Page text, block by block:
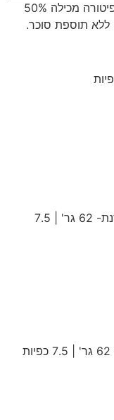
** ההבדל בין קונפיטורה למעדן הוא שקונפיטורה מכילה 50%
קונפיטורת תות שדה במתיקות מעודנת- 62 גר' | 7.5